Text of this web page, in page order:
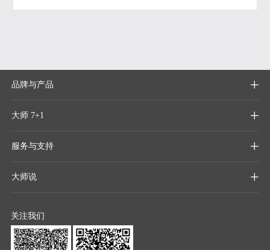
品牌与产品 
大师 7+1 
服务与支持 
大师说 
关注我们